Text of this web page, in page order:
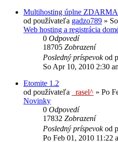
Multihosting úplne ZDARMA
od používateľa gadzo789 »
Web hosting a registrácia
0 Odpovedí
18705 Zobrazení
Posledný príspevokod
So Apr 10, 2010 2:30
Etomite 1.2
od používateľa
_rasel^ » Po
Novinky
0 Odpovedí
17832 Zobrazení
Posledný príspevokod
Po Feb 01, 2010 11:22